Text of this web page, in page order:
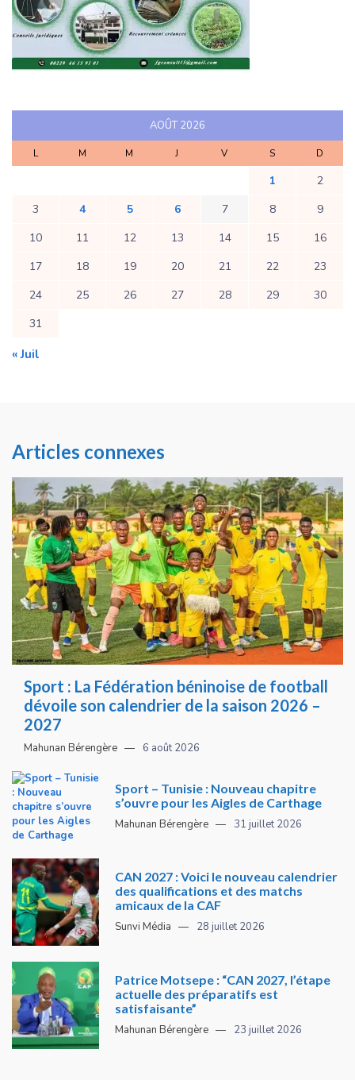
AOÛT 2026
L M M J V S D
1
2
3
4 5 6 7 8
9
10
11 12 13 14 15
16
17
18 19 20 21 22
23
24
25 26 27 28 29
30
31
« Juil
Articles connexes
Sport : La Fédération béninoise de football
dévoile son calendrier de la saison 2026 –
2027
Mahunan Bérengère 6 août 2026
Sport – Tunisie : Nouveau chapitre
s’ouvre pour les Aigles de Carthage
Mahunan Bérengère 31 juillet 2026
CAN 2027 : Voici le nouveau calendrier
des qualifications et des matchs
amicaux de la CAF
Sunvi Média 28 juillet 2026
Patrice Motsepe : “CAN 2027, l’étape
actuelle des préparatifs est
satisfaisante”
Mahunan Bérengère 23 juillet 2026